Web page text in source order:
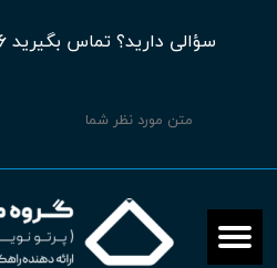
سؤالی دارید؟ تماس بگیرید 02188970256